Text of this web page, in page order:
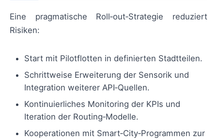
Eine pragmatische Roll‑out‑Strategie reduziert
Risiken:
Start mit Pilotflotten in definierten Stadtteilen.
Schrittweise Erweiterung der Sensorik und
Integration weiterer API‑Quellen.
Kontinuierliches Monitoring der KPIs und
Iteration der Routing‑Modelle.
Kooperationen mit Smart‑City‑Programmen zur